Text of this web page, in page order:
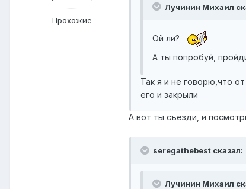
Прохожие
Лучинин Михаил
Ой ли?
А ты попробуй,
Так я и не говорю,что
его и закрыли
А вот ты съезди, и
seregathebest сказал:
Лучинин Михаил